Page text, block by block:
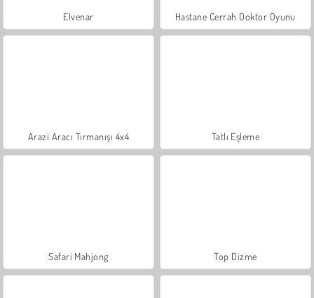
Elvenar Hastane Cerrah Doktor Oyunu
Arazi Aracı Tırmanışı 4x4 Tatlı Eşleme
Safari Mahjong Top Dizme